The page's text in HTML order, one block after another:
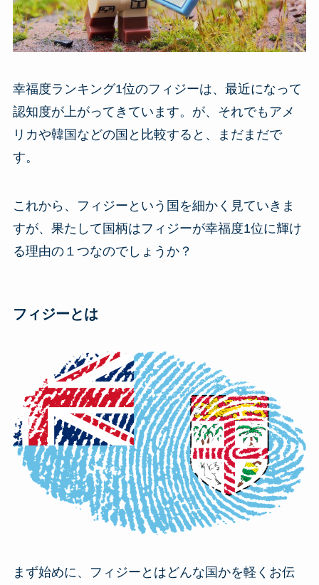
幸福度ランキング1位のフィジーは、最近になって
認知度が上がってきています。が、それでもアメ
リカや韓国などの国と比較すると、まだまだで
す。
これから、フィジーという国を細かく見ていきま
すが、果たして国柄はフィジーが幸福度1位に輝け
る理由の１つなのでしょうか？
フィジーとは
まず始めに、フィジーとはどんな国かを軽くお伝